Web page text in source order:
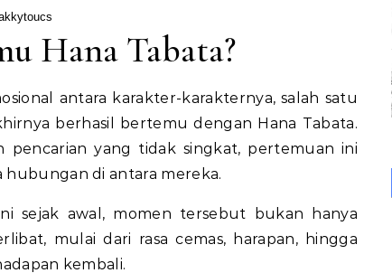
Hana Tabata?
antara karakter-karakternya, salah satu
berhasil bertemu dengan Hana Tabata.
pencarian yang tidak singkat, pertemuan ini
di antara mereka.
sejak awal, momen tersebut bukan hanya
mulai dari rasa cemas, harapan, hingga
kembali.